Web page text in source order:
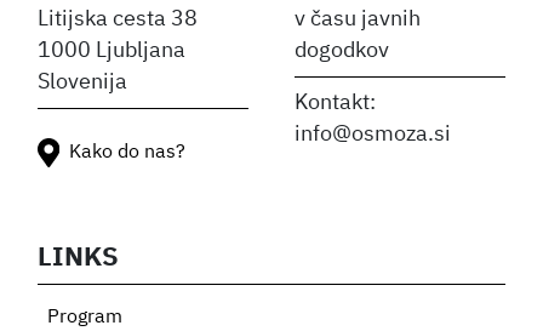
Litijska cesta 38
1000 Ljubljana
Slovenija
v času javnih
dogodkov
Kontakt:
info@osmoza.si
LINKS
Program
Kako do nas?